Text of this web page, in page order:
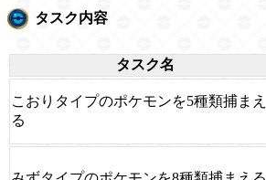
タスク内容
タスク名
こおりタイプのポケモンを5種類捕まえ
る